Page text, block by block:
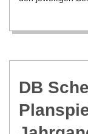
C
H
U
DB